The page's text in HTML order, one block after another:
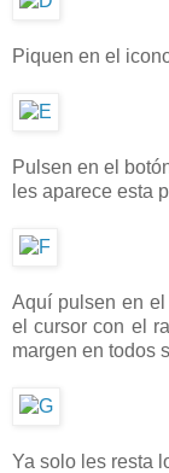
Piquen en el
Pulsen en el
les aparece esta
Aquí pulsen en
el cursor con el
margen en todos
Ya solo les resta